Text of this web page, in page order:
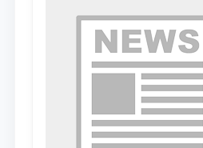
специальной стипендии
Хадичи Сулеймановой.